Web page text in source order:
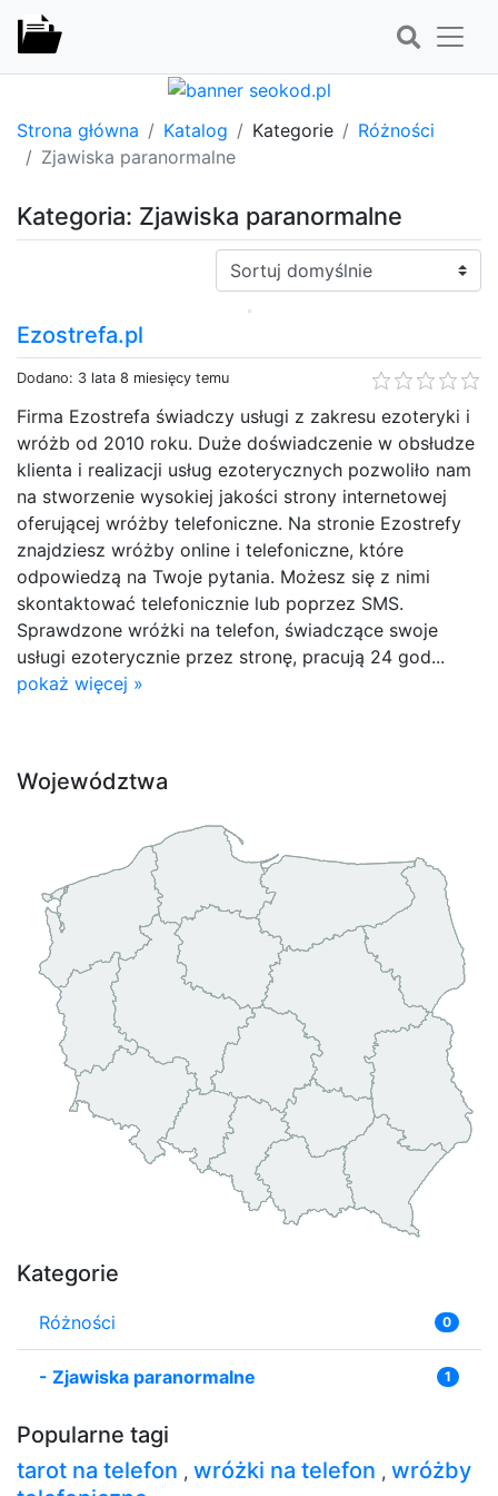
Strona główna Katalog Kategorie
Różności
Zjawiska paranormalne
Kategoria: Zjawiska paranormalne
Sortuj:
Ezostrefa.pl
Dodano: 3 lata 8 miesięcy temu
Firma Ezostrefa świadczy usługi z zakresu ezoteryki i
wróżb od 2010 roku. Duże doświadczenie w obsłudze
klienta i realizacji usług ezoterycznych pozwoliło nam
na stworzenie wysokiej jakości strony internetowej
oferującej wróżby telefoniczne. Na stronie Ezostrefy
znajdziesz wróżby online i telefoniczne, które
odpowiedzą na Twoje pytania. Możesz się z nimi
skontaktować telefonicznie lub poprzez SMS.
Sprawdzone wróżki na telefon, świadczące swoje
usługi ezoterycznie przez stronę, pracują 24 god...
pokaż więcej »
Województwa
Kategorie
Różności 0
- Zjawiska paranormalne 1
Popularne tagi
tarot na telefon , wróżki na telefon , wróżby